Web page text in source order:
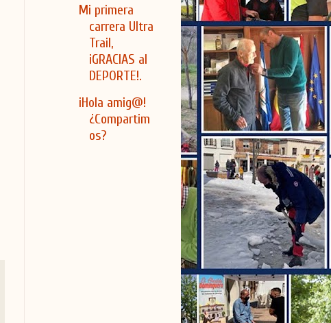
Mi primera
carrera Ultra
Trail,
¡GRACIAS al
DEPORTE!.
¡Hola amig@!
¿Compartim
os?